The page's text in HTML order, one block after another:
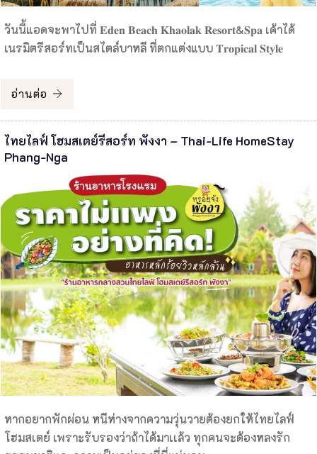
วันนี้แอดจะพาไปที่ 𝐄𝐝𝐞𝐧 𝐁𝐞𝐚𝐜𝐡 𝐊𝐡𝐚𝐨𝐥𝐚𝐤 𝐑𝐞𝐬𝐨𝐫𝐭&𝐒𝐩𝐚 เค้าได้
เนรมิตรีสอร์ทเป็นสไตล์บาหลี ที่ตกแต่งแบบ 𝐓𝐫𝐨𝐩𝐢𝐜𝐚𝐥 𝐒𝐭𝐲𝐥𝐞
อ่านต่อ
ไทยไลฟ์ โฮมสเตย์รีสอร์ท พังงา – Thai-Life HomeStay
Phang-Nga
หากอยากพักผ่อน หนีห่างจากความวุ่นวายต้องยกให้ไทยไลฟ์
โฮมสเตย์ เพราะรับรองว่าถ้าได้มาเเล้ว ทุกคนจะต้องหลงรัก